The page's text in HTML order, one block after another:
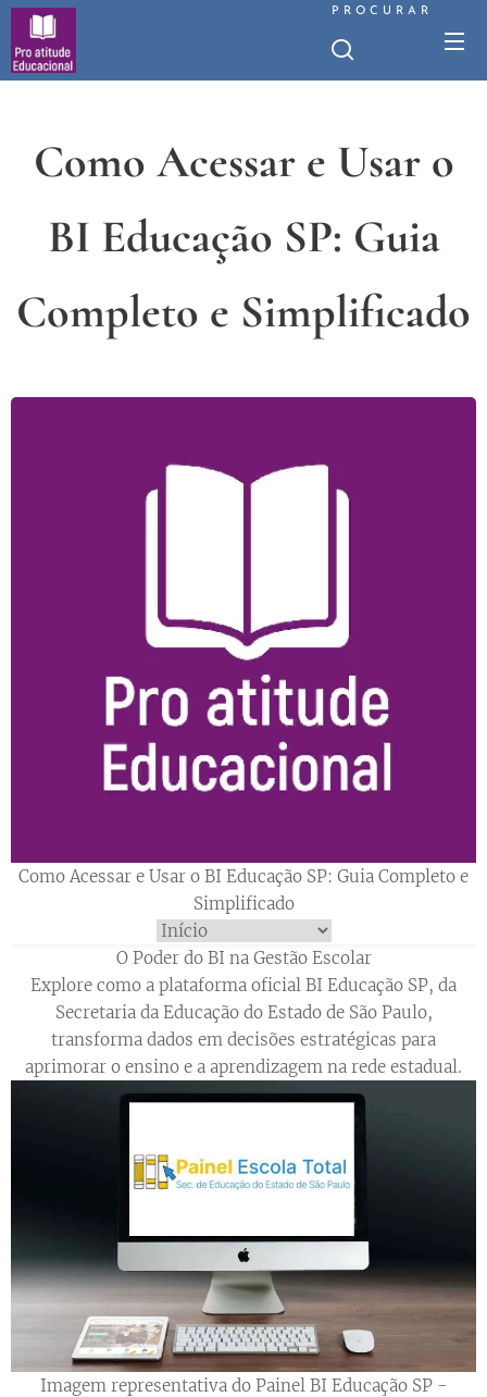
PROCURAR
Como Acessar e Usar o
BI Educação SP: Guia
Completo e Simplificado
Como Acessar e Usar o BI Educação SP: Guia Completo e
Simplificado
O Poder do BI na Gestão Escolar
Explore como a plataforma oficial BI Educação SP, da
Secretaria da Educação do Estado de São Paulo,
transforma dados em decisões estratégicas para
aprimorar o ensino e a aprendizagem na rede estadual.
Imagem representativa do Painel BI Educação SP -